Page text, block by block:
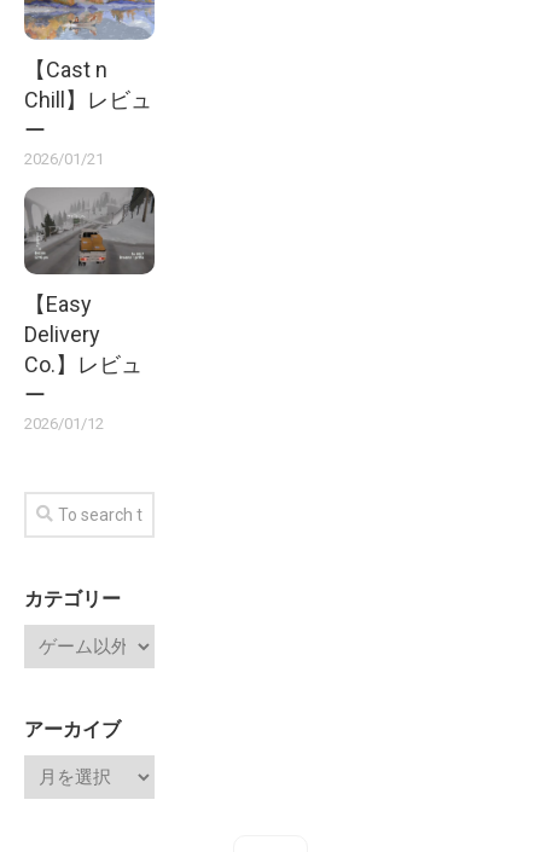
【Cast n
Chill】レビュ
ー
2026/01/21
【Easy
Delivery
Co.】レビュ
ー
2026/01/12
カテゴリー
アーカイブ